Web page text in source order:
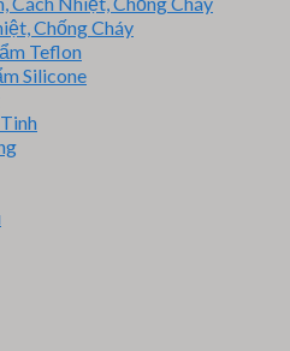
Chống Cháy
Teflon
Silicone